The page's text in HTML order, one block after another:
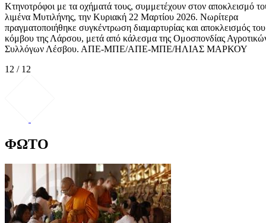
Κτηνοτρόφοι με τα οχήματά τους, συμμετέχουν στον αποκλεισμό
λιμένα Μυτιλήνης, την Κυριακή 22 Μαρτίου 2026. Νωρίτερα
πραγματοποιήθηκε συγκέντρωση διαμαρτυρίας και αποκλεισμός του
κόμβου της Λάρσου, μετά από κάλεσμα της Ομοσπονδίας
Συλλόγων Λέσβου. ΑΠΕ-ΜΠΕ/ΑΠΕ-ΜΠΕ/ΗΛΙΑΣ ΜΑΡΚΟΥ
12 / 12
ΦΩΤΟ